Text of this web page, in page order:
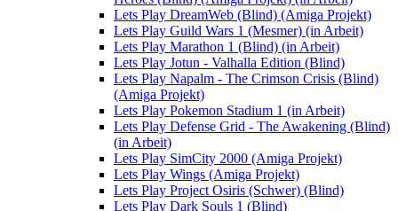
Lets Play DreamWeb (Blind) (Amiga Projekt)
Lets Play Guild Wars 1 (Mesmer) (in Arbeit)
Lets Play Marathon 1 (Blind) (in Arbeit)
Lets Play Jotun - Valhalla Edition (Blind)
Lets Play Napalm - The Crimson Crisis (Blind)
(Amiga Projekt)
Lets Play Pokemon Stadium 1 (in Arbeit)
Lets Play Defense Grid - The Awakening (Blind)
(in Arbeit)
Lets Play SimCity 2000 (Amiga Projekt)
Lets Play Wings (Amiga Projekt)
Lets Play Project Osiris (Schwer) (Blind)
Lets Play Dark Souls 1 (Blind)